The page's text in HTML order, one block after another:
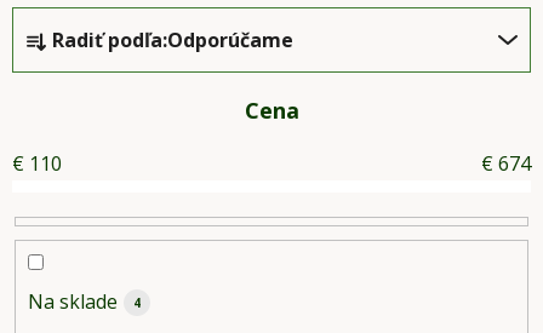
R
a
d
n
i
e
p
Radiť podľa:Odporúčame
Cena
€ 110 €674
Na sklade 4